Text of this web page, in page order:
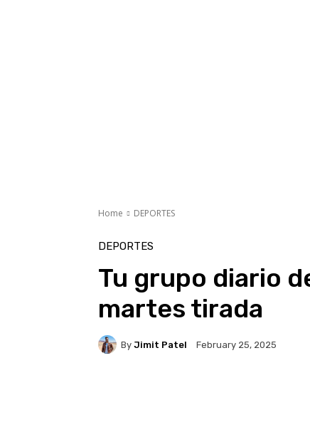
Home DEPORTES
DEPORTES
Tu grupo diario
martes tirada
By Jimit Patel February 25, 2025